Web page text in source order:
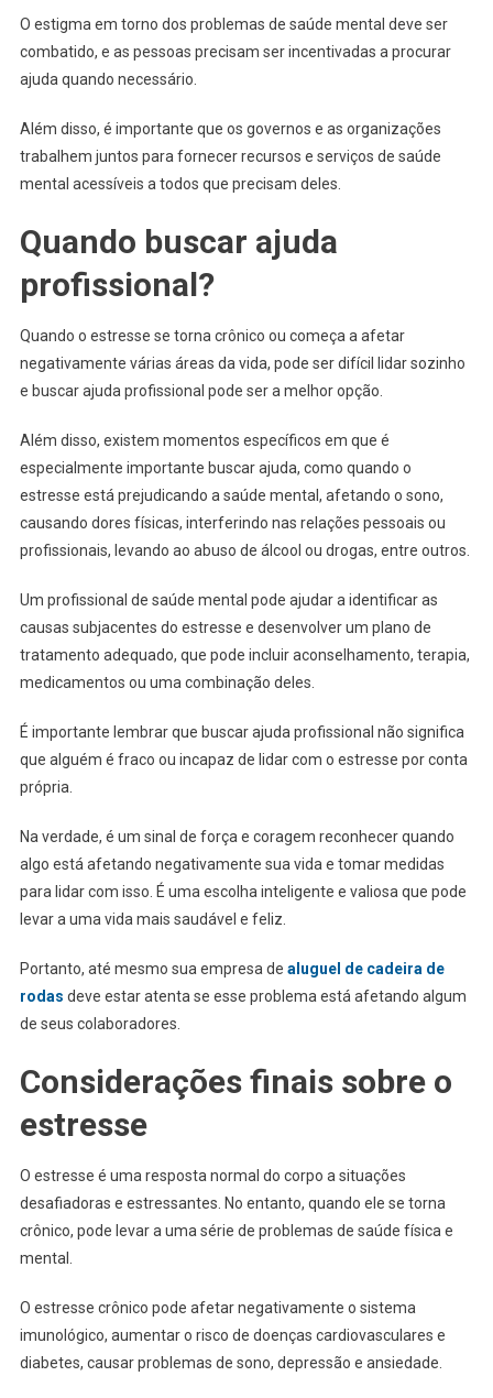
O estigma em torno dos problemas de saúde mental deve ser
combatido, e as pessoas precisam ser incentivadas a procurar
ajuda quando necessário.
Além disso, é importante que os governos e as organizações
trabalhem juntos para fornecer recursos e serviços de saúde
mental acessíveis a todos que precisam deles.
Quando buscar ajuda
profissional?
Quando o estresse se torna crônico ou começa a afetar
negativamente várias áreas da vida, pode ser difícil lidar sozinho
e buscar ajuda profissional pode ser a melhor opção.
Além disso, existem momentos específicos em que é
especialmente importante buscar ajuda, como quando o
estresse está prejudicando a saúde mental, afetando o sono,
causando dores físicas, interferindo nas relações pessoais ou
profissionais, levando ao abuso de álcool ou drogas, entre outros.
Um profissional de saúde mental pode ajudar a identificar as
causas subjacentes do estresse e desenvolver um plano de
tratamento adequado, que pode incluir aconselhamento, terapia,
medicamentos ou uma combinação deles.
É importante lembrar que buscar ajuda profissional não significa
que alguém é fraco ou incapaz de lidar com o estresse por conta
própria.
Na verdade, é um sinal de força e coragem reconhecer quando
algo está afetando negativamente sua vida e tomar medidas
para lidar com isso. É uma escolha inteligente e valiosa que pode
levar a uma vida mais saudável e feliz.
Portanto, até mesmo sua empresa de aluguel de cadeira de
rodas deve estar atenta se esse problema está afetando algum
de seus colaboradores.
Considerações finais sobre o
estresse
O estresse é uma resposta normal do corpo a situações
desafiadoras e estressantes. No entanto, quando ele se torna
crônico, pode levar a uma série de problemas de saúde física e
mental.
O estresse crônico pode afetar negativamente o sistema
imunológico, aumentar o risco de doenças cardiovasculares e
diabetes, causar problemas de sono, depressão e ansiedade.